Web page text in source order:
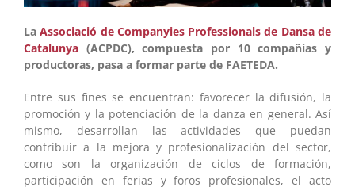
LaAssociació de Companyies Professionals de Dansa de
Catalunya (ACPDC), compuesta por 10 compañías y
productoras, pasa a formar parte de FAETEDA.
Entre sus fines se encuentran: favorecer la difusión, la
promoción y la potenciación de la danza en general. Así
mismo, desarrollan las actividades que puedan
contribuir a la mejora y profesionalización del sector,
como son la organización de ciclos de formación,
participación en ferias y foros profesionales, el acto